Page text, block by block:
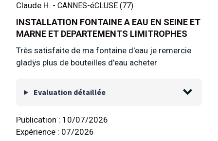
Claude H. - CANNES-éCLUSE (77)
INSTALLATION FONTAINE A EAU EN SEINE ET
MARNE ET DEPARTEMENTS LIMITROPHES
Très satisfaite de ma fontaine d'eau je remercie
gladÿs plus de bouteilles d'eau acheter
Evaluation détaillée
Publication : 10/07/2026
Expérience : 07/2026